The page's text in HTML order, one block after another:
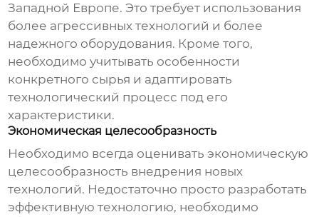
Западной Европе. Это требует использования
более агрессивных технологий и более
надежного оборудования. Кроме того,
необходимо учитывать особенности
конкретного сырья и адаптировать
технологический процесс под его
характеристики.
Экономическая целесообразность
Необходимо всегда оценивать экономическую
целесообразность внедрения новых
технологий. Недостаточно просто разработать
эффективную технологию, необходимо